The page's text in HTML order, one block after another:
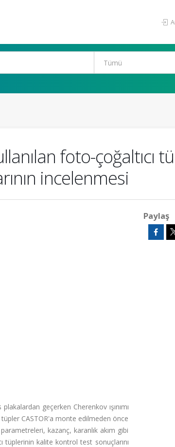
foto-çoğaltıcı
incelenmesi
geçerken Cherenkov ışınımı
tüpler CASTOR'a monte edilmeden önce
kazanç, karanlık akım gibi
tüplerinin kalite kontrol test sonuçlarını
Paylaş